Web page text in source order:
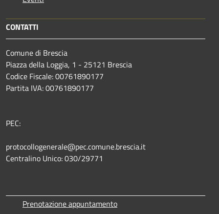
CONTATTI
Comune di Brescia
Piazza della Loggia, 1 - 25121 Brescia
Codice Fiscale: 00761890177
Partita IVA: 00761890177
PEC:
protocollogenerale@pec.comune.brescia.it
Centralino Unico: 030/29771
Prenotazione appuntamento